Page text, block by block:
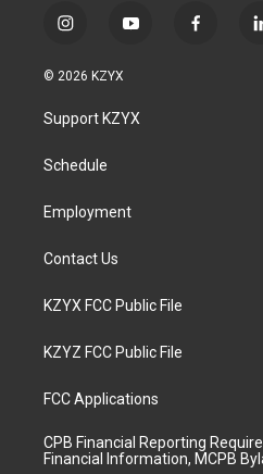
i
s
a
g
a
y
u
b
f
© 2026 KZYX
Support KZYX
Schedule
Employment
Contact Us
KZYX FCC Public File
KZYZ FCC Public File
FCC Applications
CPB Financial Reporting
Financial Information, MCPB